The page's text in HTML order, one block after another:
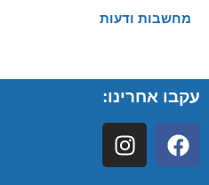
מחשבות ודעות
עקבו אחרינו: